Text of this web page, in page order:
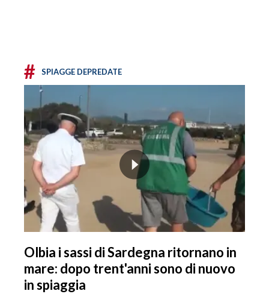
# SPIAGGE DEPREDATE
Olbia i sassi di Sardegna ritornano in
mare: dopo trent'anni sono di nuovo
in spiaggia